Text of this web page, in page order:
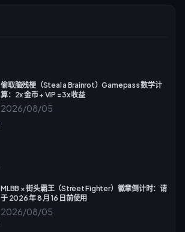
偷取脑残梗（Steal a Brainrot）Gamepass 数学计
算：2x 金币 + VIP = 3x 收益
2026/08/05
MLBB × 街头霸王（Street Fighter）徽章倒计时：请
于 2026 年 8 月 16 日前使用
2026/08/05